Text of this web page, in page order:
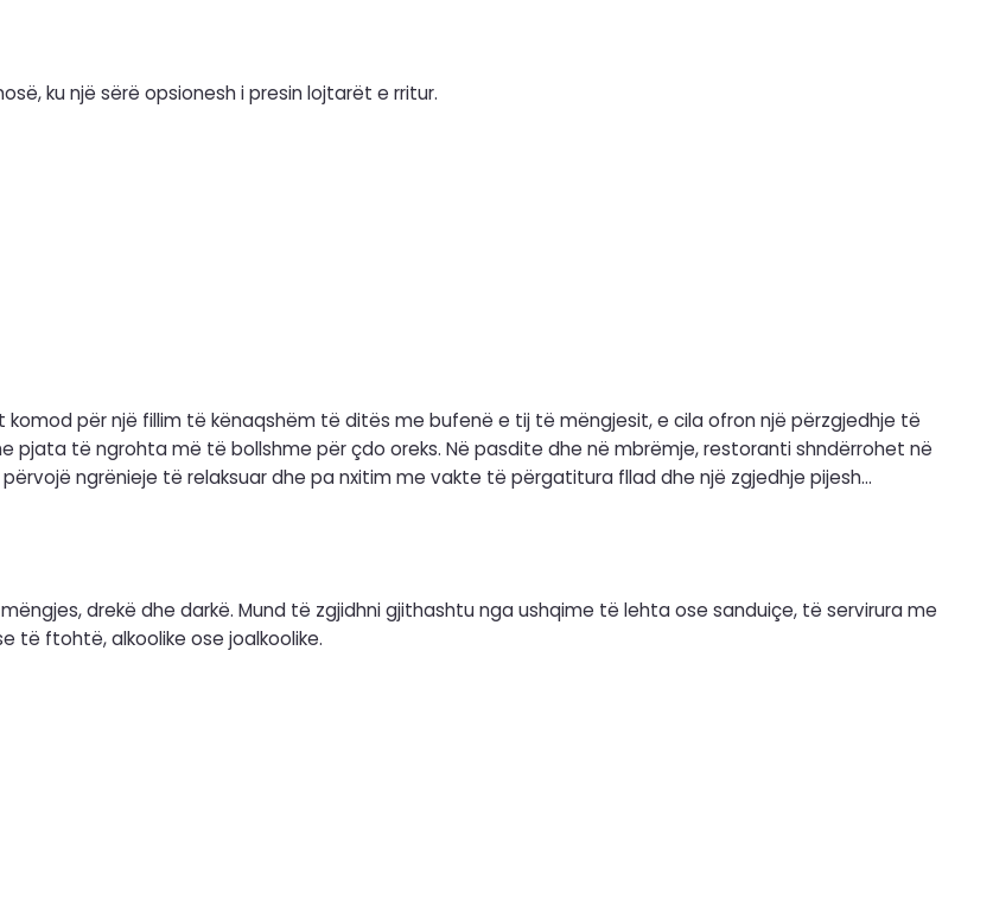
ku një sërë opsionesh i presin lojtarët e rritur.
për një fillim të kënaqshëm të ditës me bufenë e tij të mëngjesit, e cila ofron një përzgjedhje të
bollshme për çdo oreks. Në pasdite dhe në mbrëmje, restoranti shndërrohet në
ngrënieje të relaksuar dhe pa nxitim me vakte të përgatitura fllad dhe një zgjedhje pijesh
drekë dhe darkë. Mund të zgjidhni gjithashtu nga ushqime të lehta ose sanduiçe, të servirura me
të ftohtë, alkoolike ose joalkoolike.